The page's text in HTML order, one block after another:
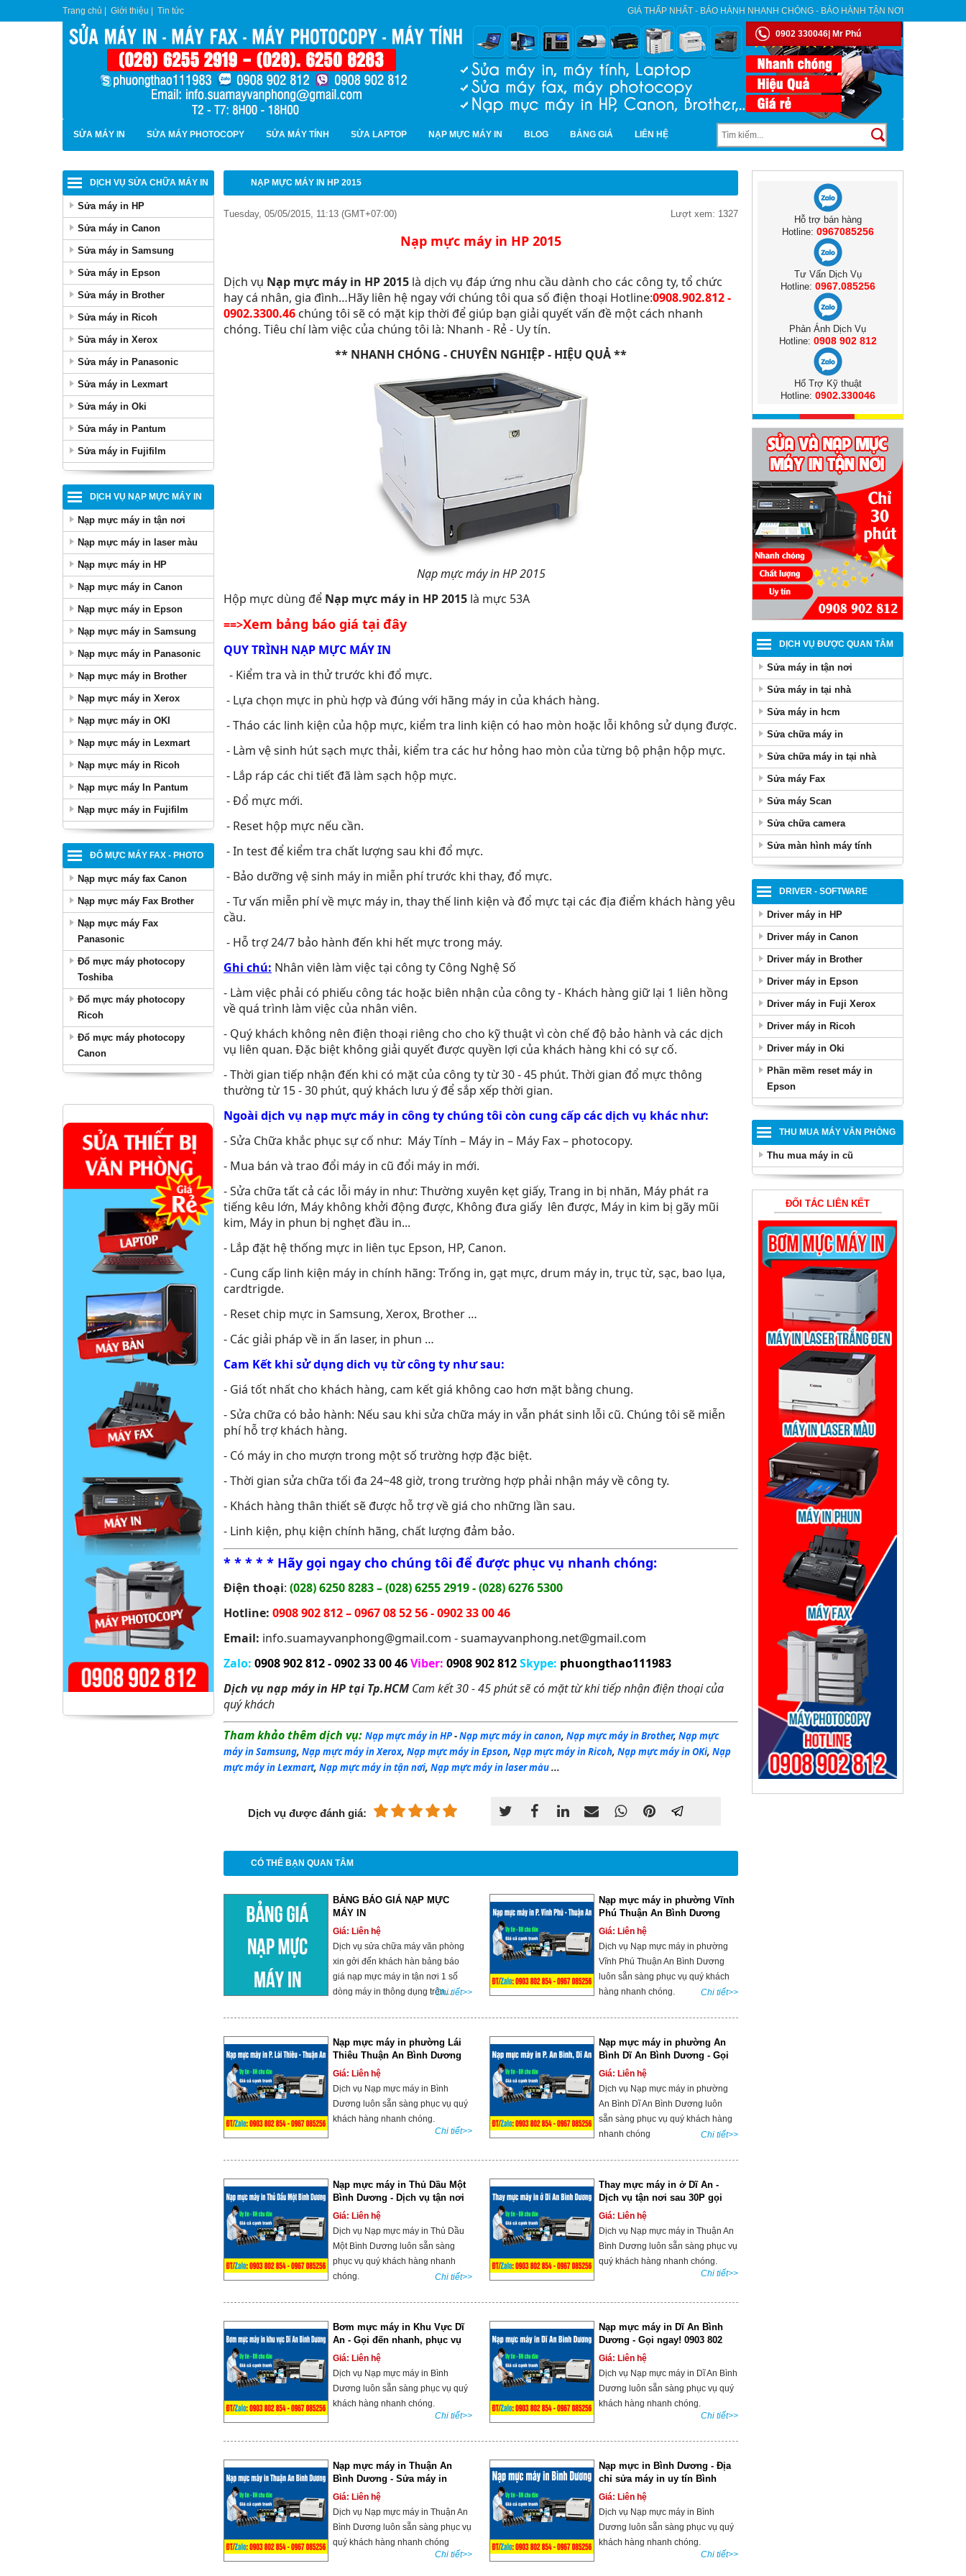
Trang chủ Giới thiệu Tin tức GIÁ THẤP NHẤT - BẢO HÀNH NHANH CHÓNG - BẢO HÀNH TẬN NƠI
0902 330046| Mr Phú
SỬA MÁY IN SỬA MÁY PHOTOCOPY SỬA MÁY TÍNH SỬA LAPTOP NẠP MỰC MÁY IN BLOG BẢNG GIÁ LIÊN HỆ
DỊCH VỤ SỬA CHỮA MÁY IN
Sửa máy in HP
Sửa máy in Canon
Sửa máy in Samsung
Sửa máy in Epson
Sửa máy in Brother
Sửa máy in Ricoh
Sửa máy in Xerox
Sửa máy in Panasonic
Sửa máy in Lexmart
Sửa máy in Oki
Sửa máy in Pantum
Sửa máy in Fujifilm
DỊCH VỤ NẠP MỰC MÁY IN
Nạp mực máy in tận nơi
Nạp mực máy in laser màu
Nạp mực máy in HP
Nạp mực máy in Canon
Nạp mực máy in Epson
Nạp mực máy in Samsung
Nạp mực máy in Panasonic
Nạp mực máy in Brother
Nạp mực máy in Xerox
Nạp mực máy in OKI
Nạp mực máy in Lexmart
Nạp mực máy in Ricoh
Nạp mực máy In Pantum
Nạp mực máy in Fujifilm
ĐỔ MỰC MÁY FAX - PHOTO
Nạp mực máy fax Canon
Nạp mực máy Fax Brother
Nạp mực máy Fax
Panasonic
Đổ mực máy photocopy
Toshiba
Đổ mực máy photocopy
Ricoh
Đổ mực máy photocopy
Canon
NẠP MỰC MÁY IN HP 2015
Tuesday, 05/05/2015, 11:13 (GMT+07:00) Lượt xem: 1327
Nạp mực máy in HP 2015
Dịch vụ Nạp mực máy in HP 2015 là dịch vụ đáp ứng nhu cầu dành cho các công ty, tổ chức
hay cá nhân, gia đình…Hãy liên hệ ngay với chúng tôi qua số điện thoại Hotline:0908.902.812 -
0902.3300.46 chúng tôi sẽ có mặt kịp thời để giúp bạn giải quyết vấn đề một cách nhanh
chóng. Tiêu chí làm việc của chúng tôi là: Nhanh - Rẻ - Uy tín.
** NHANH CHÓNG - CHUYÊN NGHIỆP - HIỆU QUẢ **
Nạp mực máy in HP 2015
Hộp mực dùng để Nạp mực máy in HP 2015 là mực 53A
==>Xem bảng báo giá tại đây
QUY TRÌNH NẠP MỰC MÁY IN
- Kiểm tra và in thử trước khi đổ mực.
- Lựa chọn mực in phù hợp và đúng với hãng máy in của khách hàng.
- Tháo các linh kiện của hộp mực, kiểm tra linh kiện có hao mòn hoặc lỗi không sử dụng được.
- Làm vệ sinh hút sạch mực thải, kiểm tra các hư hỏng hao mòn của từng bộ phận hộp mực.
- Lắp ráp các chi tiết đã làm sạch hộp mực.
- Đổ mực mới.
- Reset hộp mực nếu cần.
- In test để kiểm tra chất lượng sau khi đổ mực.
- Bảo dưỡng vệ sinh máy in miễn phí trước khi thay, đổ mực.
- Tư vấn miễn phí về mực máy in, thay thế linh kiện và đổ mực tại các địa điểm khách hàng yêu
cầu.
- Hỗ trợ 24/7 bảo hành đến khi hết mực trong máy.
Ghi chú: Nhân viên làm việc tại công ty Công Nghệ Số
- Làm việc phải có phiếu công tác hoặc biên nhận của công ty - Khách hàng giữ lại 1 liên hồng
về quá trình làm việc của nhân viên.
- Quý khách không nên điện thoại riêng cho cho kỹ thuật vì còn chế độ bảo hành và các dịch
vụ liên quan. Đặc biệt không giải quyết được quyền lợi của khách hàng khi có sự cố.
- Thời gian tiếp nhận đến khi có mặt của công ty từ 30 - 45 phút. Thời gian đổ mực thông
thường từ 15 - 30 phút, quý khách lưu ý để sắp xếp thời gian.
Ngoài dịch vụ nạp mực máy in công ty chúng tôi còn cung cấp các dịch vụ khác như:
- Sửa Chữa khắc phục sự cố như: Máy Tính – Máy in – Máy Fax – photocopy.
- Mua bán và trao đổi máy in cũ đổi máy in mới.
- Sửa chữa tất cả các lỗi máy in như: Thường xuyên kẹt giấy, Trang in bị nhăn, Máy phát ra
tiếng kêu lớn, Máy không khởi động được, Không đưa giấy lên được, Máy in kim bị gãy mũi
kim, Máy in phun bị nghẹt đầu in...
- Lắp đặt hệ thống mực in liên tục Epson, HP, Canon.
- Cung cấp linh kiện máy in chính hãng: Trống in, gạt mực, drum máy in, trục từ, sạc, bao lụa,
cardtrigde.
- Reset chip mực in Samsung, Xerox, Brother …
- Các giải pháp về in ấn laser, in phun …
Cam Kết khi sử dụng dich vụ từ công ty như sau:
- Giá tốt nhất cho khách hàng, cam kết giá không cao hơn mặt bằng chung.
- Sửa chữa có bảo hành: Nếu sau khi sửa chữa máy in vẫn phát sinh lỗi cũ. Chúng tôi sẽ miễn
phí hỗ trợ khách hàng.
- Có máy in cho mượn trong một số trường hợp đặc biệt.
- Thời gian sửa chữa tối đa 24~48 giờ, trong trường hợp phải nhận máy về công ty.
- Khách hàng thân thiết sẽ được hỗ trợ về giá cho những lần sau.
- Linh kiện, phụ kiện chính hãng, chất lượng đảm bảo.
* * * * * Hãy gọi ngay cho chúng tôi để được phục vụ nhanh chóng:
Điện thoại: (028) 6250 8283 – (028) 6255 2919 - (028) 6276 5300
Hotline: 0908 902 812 – 0967 08 52 56 -0902 33 00 46
Email: info.suamayvanphong@gmail.com - suamayvanphong.net@gmail.com
Zalo: 0908 902 812 -0902 33 00 46Viber: 0908 902 812Skype: phuongthao111983
Dịch vụ nạp máy in HP tại Tp.HCM Cam kết 30 - 45 phút sẽ có mặt từ khi tiếp nhận điện thoại của
quý khách
Tham khảo thêm dịch vụ: Nạp mực máy in HP-Nạp mựcmáy in canon, Nạp mựcmáy in Brother, Nạp mực
máy in Samsung, Nạp mựcmáy in Xerox, Nạp mựcmáy in Epson, Nạp mựcmáy in Ricoh, Nạp mựcmáy in OKi, Nạp
mựcmáy in Lexmart, Nạp mực máy in tận nơi, Nạp mực máy in laser màu...
Dịch vụ được đánh giá:
CÓ THỂ BẠN QUAN TÂM
BẢNG BÁO GIÁ NẠP MỰC
MÁY IN
Giá: Liên hệ
Dịch vụ sửa chữa máy văn phòng
xin gởi đến khách hàn bảng báo
giá nạp mực máy in tận nơi 1 số
dòng máy in thông dụng trên...Chi tiết>>
Nạp mực máy in phường Vĩnh
Phú Thuận An Bình Dương
Giá: Liên hệ
Dịch vụ Nạp mực máy in phường
Vĩnh Phú Thuận An Bình Dương
luôn sẵn sàng phục vụ quý khách
hàng nhanh chóng.
Chi tiết>>
Nạp mực máy in phường Lái
Thiêu Thuận An Bình Dương
Giá: Liên hệ
Dịch vụ Nạp mực máy in Bình
Dương luôn sẵn sàng phục vụ quý
khách hàng nhanh chóng.
Chi tiết>>
Nạp mực máy in phường An
Bình Dĩ An Bình Dương - Gọi
ngay!
Giá: Liên hệ
Dịch vụ Nạp mực máy in phường
An Bình Dĩ An Bình Dương luôn
sẵn sàng phục vụ quý khách hàng
nhanh chóng
Chi tiết>>
Nạp mực máy in Thủ Dầu Một
Bình Dương - Dịch vụ tận nơi
Giá: Liên hệ
Dịch vụ Nạp mực máy in Thủ Dầu
Một Bình Dương luôn sẵn sàng
phục vụ quý khách hàng nhanh
chóng.
Chi tiết>>
Thay mực máy in ở Dĩ An -
Dịch vụ tận nơi sau 30P gọi
Giá: Liên hệ
Dịch vụ Nạp mực máy in Thuận An
Bình Dương luôn sẵn sàng phục vụ
quý khách hàng nhanh chóng.
Chi tiết>>
Bơm mực máy in Khu Vực Dĩ
An - Gọi đến nhanh, phục vụ
tận nơi
Giá: Liên hệ
Dịch vụ Nạp mực máy in Bình
Dương luôn sẵn sàng phục vụ quý
khách hàng nhanh chóng.
Chi tiết>>
Nạp mực máy in Dĩ An Bình
Dương - Gọi ngay! 0903 802
854
Giá: Liên hệ
Dịch vụ Nạp mực máy in Dĩ An Bình
Dương luôn sẵn sàng phục vụ quý
khách hàng nhanh chóng.
Chi tiết>>
Nạp mực máy in Thuận An
Bình Dương - Sửa máy in
Thuận An
Giá: Liên hệ
Dịch vụ Nạp mực máy in Thuận An
Bình Dương luôn sẵn sàng phục vụ
quý khách hàng nhanh chóng
Chi tiết>>
Nạp mực in Bình Dương - Địa
chỉ sửa máy in uy tín Bình
Dương
Giá: Liên hệ
Dịch vụ Nạp mực máy in Bình
Dương luôn sẵn sàng phục vụ quý
khách hàng nhanh chóng.
Chi tiết>>
Hỗ trợ bán hàng
Hotline: 0967085256
Tư Vấn Dịch Vụ
Hotline: 0967.085256
Phản Ánh Dịch Vụ
Hotline: 0908 902 812
Hổ Trợ Kỹ thuật
Hotline: 0902.330046
DỊCH VỤ ĐƯỢC QUAN TÂM
Sửa máy in tận nơi
Sửa máy in tại nhà
Sửa máy in hcm
Sửa chữa máy in
Sửa chữa máy in tại nhà
Sửa máy Fax
Sửa máy Scan
Sửa chữa camera
Sửa màn hình máy tính
DRIVER - SOFTWARE
Driver máy in HP
Driver máy in Canon
Driver máy in Brother
Driver máy in Epson
Driver máy in Fuji Xerox
Driver máy in Ricoh
Driver máy in Oki
Phần mềm reset máy in
Epson
THU MUA MÁY VĂN PHÒNG
Thu mua máy in cũ
ĐỐI TÁC LIÊN KẾT